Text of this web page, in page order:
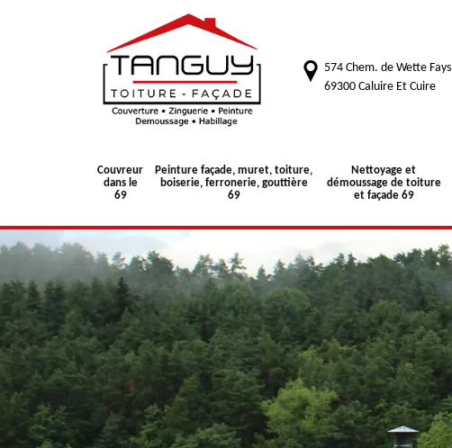
574 Chem. de Wette Fays
69300 Caluire Et Cuire
Couvreur
dans le
69
Peinture façade, muret, toiture,
boiserie, ferronerie, gouttière
69
Nettoyage et
démoussage de toiture
et façade 69